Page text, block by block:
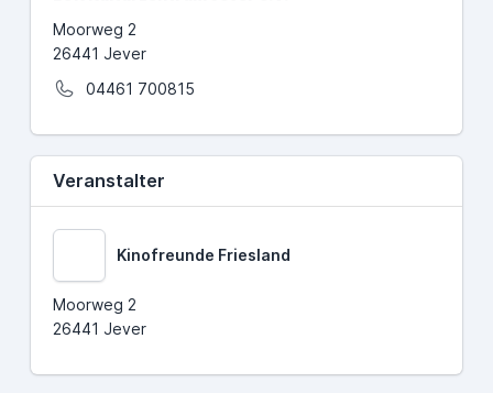
Moorweg 2
26441 Jever
04461 700815
Veranstalter
Kinofreunde Friesland
Moorweg 2
26441 Jever